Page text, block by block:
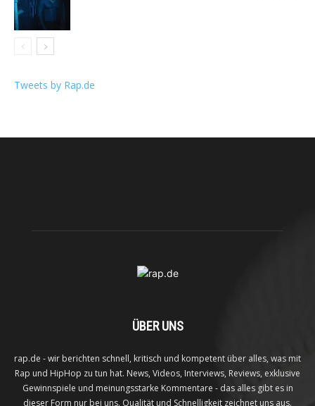
Tweets by Rap.de
ÜBER UNS
rap.de - wir berichten schnell, kritisch und kompetent über alles, was mit
Rap und HipHop zu tun hat. News, Videos, Interviews, Reviews, exklusive
Gewinnspiele und meinungsstarke Kommentare - das alles gibt es in
dieser Form nur bei uns. Qualität und Schnelligkeit zeichnet uns aus.